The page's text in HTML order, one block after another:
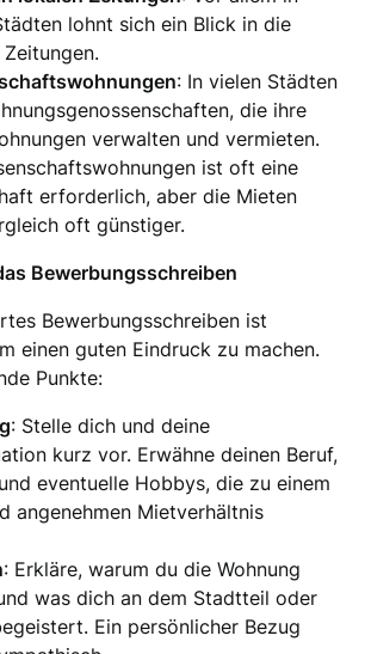
lohnt sich ein Blick in die
: In vielen Städten
die ihre
verwalten und vermieten.
ist oft eine
erforderlich, aber die Mieten
oft günstiger.
Bewerbungsschreiben
Bewerbungsschreiben ist
einen guten Eindruck zu machen.
Punkte:
: Stelle dich und deine
kurz vor. Erwähne deinen Beruf,
eventuelle Hobbys, die zu einem
angenehmen Mietverhältnis
: Erkläre, warum du die Wohnung
was dich an dem Stadtteil oder
Ein persönlicher Bezug